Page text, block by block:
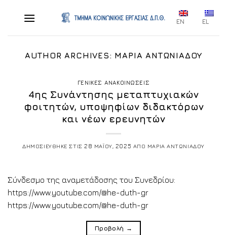
EN EL
AUTHOR ARCHIVES: ΜΑΡΙΑ ΑΝΤΩΝΙΑΔΟΥ
ΓΕΝΙΚΕΣ ΑΝΑΚΟΙΝΩΣΕΙΣ
4ης Συνάντησης μεταπτυχιακών
φοιτητών, υποψηφίων διδακτόρων
και νέων ερευνητών
ΔΗΜΟΣΙΕΥΘΗΚΕ ΣΤΙΣ28 ΜΑΪΟΥ, 2025 ΑΠΟ ΜΑΡΙΑ ΑΝΤΩΝΙΑΔΟΥ
Σύνδεσμο της αναμετάδοσης του Συνεδρίου:
https://www.youtube.com/@he-duth-gr
https://www.youtube.com/@he-duth-gr
Προβολή →